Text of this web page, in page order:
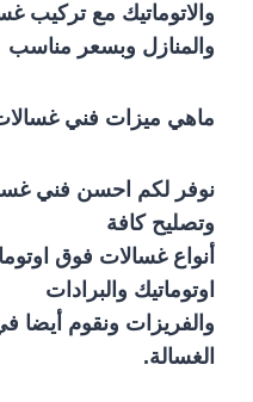
والاتوماتيك مع تركيب
والمنازل وبسعر مناسب
ماهي ميزات فني
نوفر لكم احسن فني
وتصليح كافة
أنواع غسالات فوق
اوتوماتيك والبرادات
والفريزات ونقوم أيضا
الغسالة.